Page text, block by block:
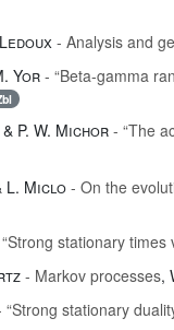
- Analysis and
Yor - “Beta-gamma
P. W. Michor - “The
L. Miclo - On the
stationary times
- Markov processes,
“Strong stationary